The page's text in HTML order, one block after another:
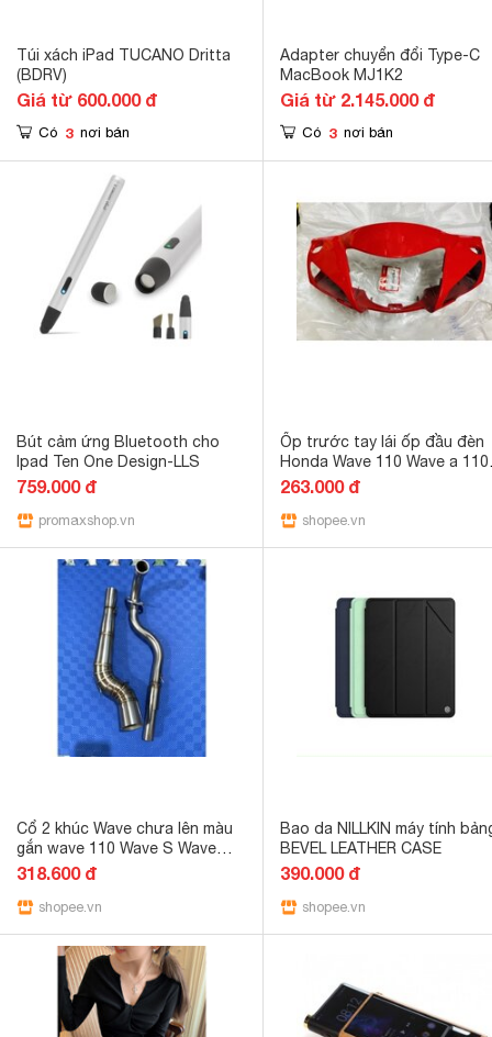
Túi xách iPad TUCANO Dritta
(BDRV)
Giá từ 600.000 đ
Có 3 nơi bán
Adapter chuyển đổi Type-C
MacBook MJ1K2
Giá từ 2.145.000 đ
Có 3 nơi bán
Bút cảm ứng Bluetooth cho
Ipad Ten One Design-LLS
759.000 đ
promaxshop.vn
Ốp trước tay lái ốp đầu đèn
Honda Wave 110 Wave a 110
Chính Hãng 2017-2021 K89
263.000 đ
shopee.vn
Cổ 2 khúc Wave chưa lên màu
gắn wave 110 Wave S Wave
Blade
318.600 đ
shopee.vn
Bao da NILLKIN máy tính
BEVEL LEATHER CASE
390.000 đ
shopee.vn